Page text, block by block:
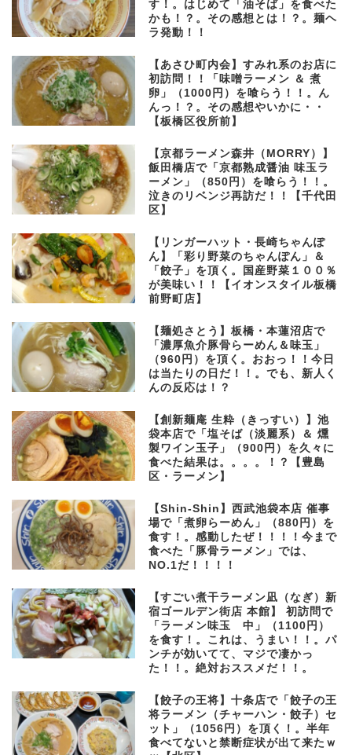
す！。はじめて「油そば」を食べた
かも！？。その感想とは！？。麺ヘ
ラ発動！！
【あさひ町内会】すみれ系のお店に
初訪問！！「味噌ラーメン ＆ 煮
卵」（1000円）を喰らう！！。ん
んっ！？。その感想やいかに・・
【板橋区役所前】
【京都ラーメン森井（MORRY）】
飯田橋店で「京都熟成醤油 味玉ラ
ーメン」（850円）を喰らう！！。
泣きのリベンジ再訪だ！！【千代田
区】
【リンガーハット・長崎ちゃんぽ
ん】「彩り野菜のちゃんぽん」＆
「餃子」を頂く。国産野菜１００％
が美味い！！【イオンスタイル板橋
前野町店】
【麺処さとう】板橋・本蓮沼店で
「濃厚魚介豚骨らーめん＆味玉」
（960円）を頂く。おおっ！！今日
は当たりの日だ！！。でも、新人く
んの反応は！？
【創新麺庵 生粋（きっすい）】池
袋本店で「塩そば（淡麗系）＆ 燻
製ワイン玉子」（900円）を久々に
食べた結果は。。。。！？【豊島
区・ラーメン】
【Shin-Shin】西武池袋本店 催事
場で「煮卵らーめん」（880円）を
食す！。感動したぜ！！！！今まで
食べた「豚骨ラーメン」では、
NO.1だ！！！！
【すごい煮干ラーメン凪（なぎ）新
宿ゴールデン街店 本館】 初訪問で
「ラーメン味玉 中」（1100円）
を食す！。これは、うまい！！。パ
ンチが効いてて、マジで凄かっ
た！！。絶対おススメだ！！。
【餃子の王将】十条店で「餃子の王
将ラーメン（チャーハン・餃子）セ
ット」（1056円）を頂く！。半年
食べてないと禁断症状が出て来たｗ